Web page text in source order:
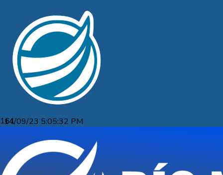
14/09/23 5:05:32 PM
UTEC FRAY BENTOS ABRE
CONVOCATORIA A EMPRESAS PARA
MEJORA EN LA GESTIÓN LOGÍSTICA